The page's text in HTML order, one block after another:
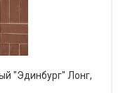
"Эдинбург" Лонг,